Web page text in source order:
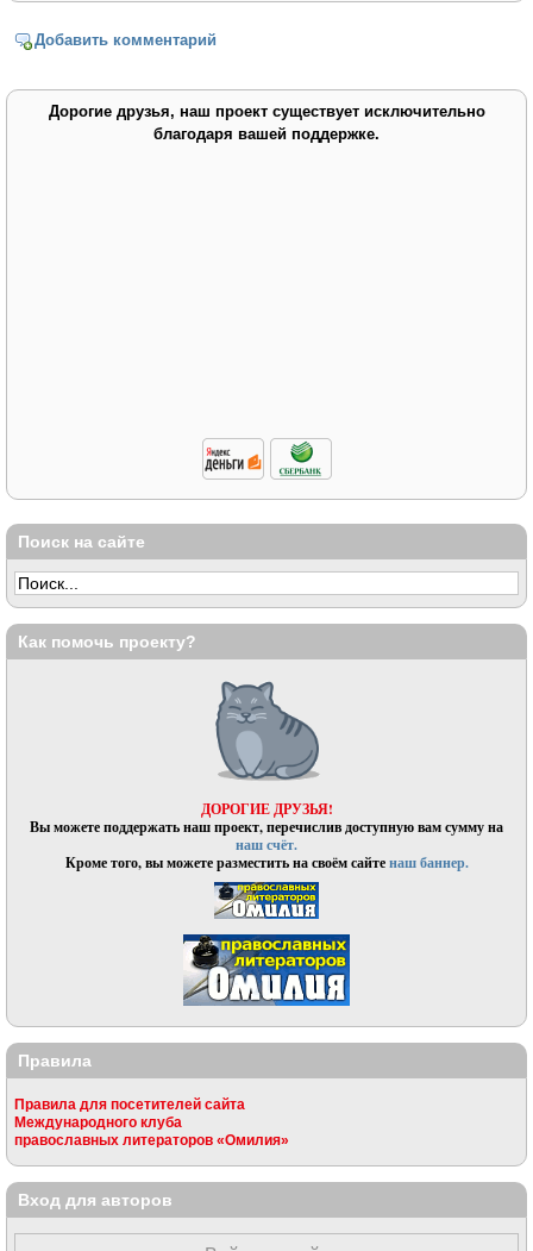
Добавить комментарий
Дорогие друзья, наш проект существует исключительно
благодаря вашей поддержке.
Поиск на сайте
Как помочь проекту?
ДОРОГИЕ ДРУЗЬЯ!
Вы можете поддержать наш проект, перечислив доступную вам сумму на
наш счёт.
Кроме того, вы можете разместить на своём сайтенаш баннер.
Правила
Правила для посетителей сайта
Международного клуба
православных литераторов «Омилия»
Вход для авторов